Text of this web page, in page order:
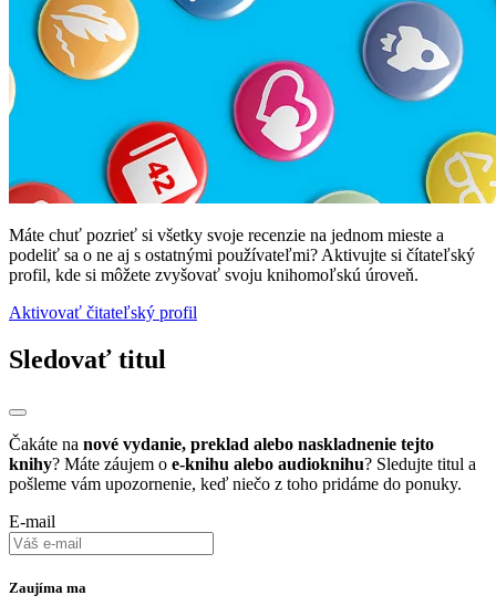
Máte chuť pozrieť si všetky svoje recenzie na jednom mieste a
podeliť sa o ne aj s ostatnými používateľmi? Aktivujte si čítateľský
profil, kde si môžete zvyšovať svoju knihomoľskú úroveň.
Aktivovať čitateľský profil
Sledovať titul
Čakáte na nové vydanie, preklad alebo naskladnenie tejto
knihy? Máte záujem o e-knihu alebo audioknihu? Sledujte titul a
pošleme vám upozornenie, keď niečo z toho pridáme do ponuky.
E-mail
Zaujíma ma